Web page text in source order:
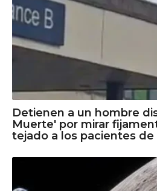
Detienen a un hombre
Muerte' por mirar
tejado a los pacientes de